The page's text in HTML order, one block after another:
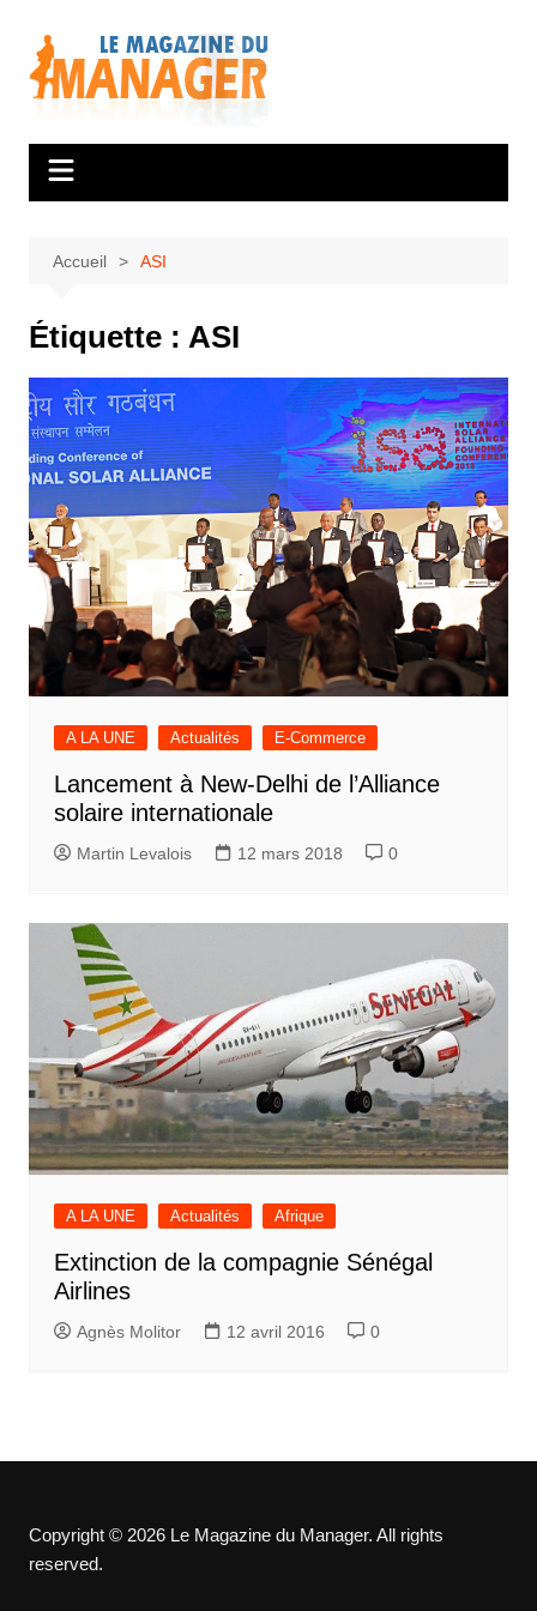
contenu
Accueil ASI
Étiquette : ASI
A LA UNE Actualités E-Commerce
Lancement à New-Delhi de l’Alliance
solaire internationale
Martin Levalois 12 mars 2018 0
A LA UNE Actualités Afrique
Extinction de la compagnie Sénégal
Airlines
Agnès Molitor 12 avril 2016 0
Copyright © 2026 Le Magazine du Manager. All rights
reserved.